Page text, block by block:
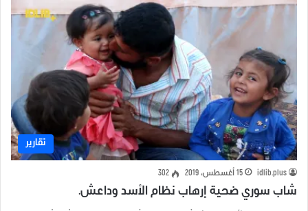
تقارير
idlib.plus 15 أغسطس، 2019 302
شاب سوري ضحية إرهاب نظام الأسد وداعش.